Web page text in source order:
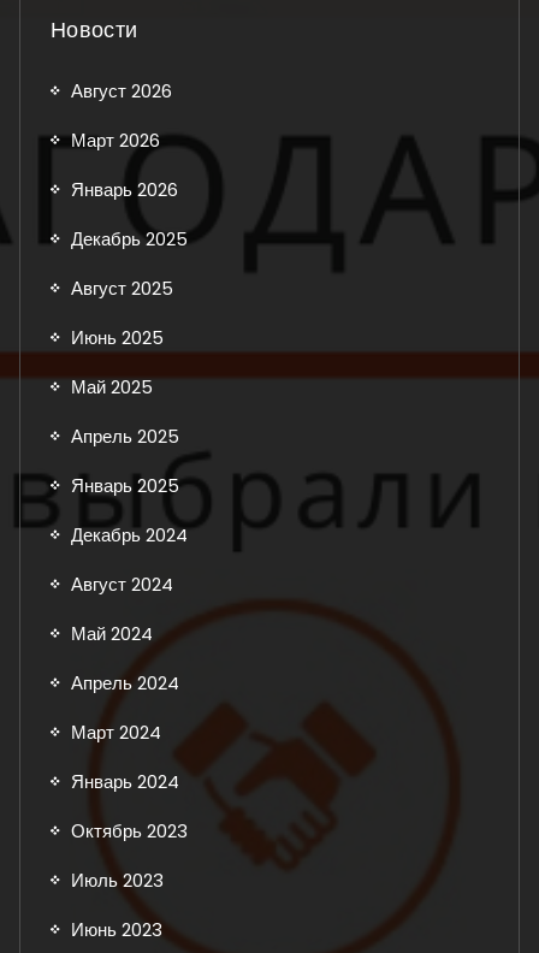
Новости
Август 2026
Март 2026
Январь 2026
Декабрь 2025
Август 2025
Июнь 2025
Май 2025
Апрель 2025
Январь 2025
Декабрь 2024
Август 2024
Май 2024
Апрель 2024
Март 2024
Январь 2024
Октябрь 2023
Июль 2023
Июнь 2023